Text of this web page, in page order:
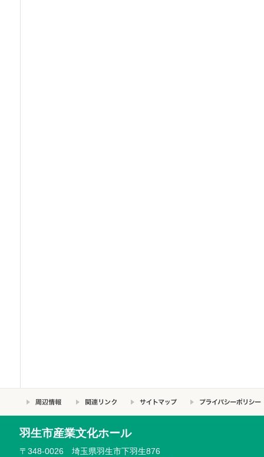
羽生市産業文化ホール
〒348-0026 埼玉県羽生市下羽生876